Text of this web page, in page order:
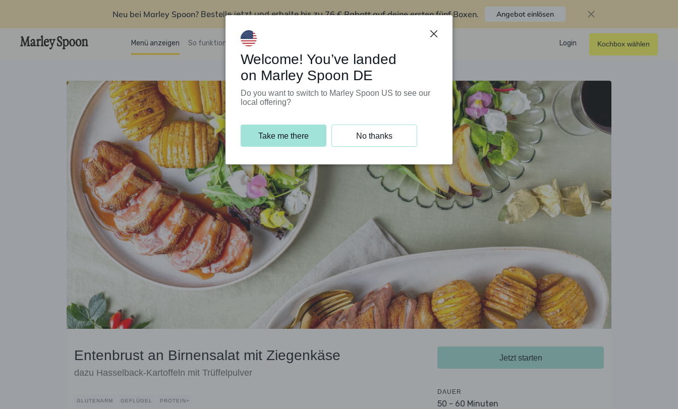
Neu bei Marley Spoon? Bestelle jetzt und erhalte bis zu76 € Rabatt auf deine ersten fünf Boxen. Angebot einlösen
Menü anzeigen So funktioniert’s Kundenservice Login Kochbox wählen
Entenbrust an Birnensalat mit Ziegenkäse
dazu Hasselback-Kartoffeln mit Trüffelpulver
GLUTENARM GEFLÜGEL PROTEIN+
Jetzt starten
DAUER
50 - 60 Minuten
Welcome! You’ve landed
on Marley Spoon DE
Do you want to switch to Marley Spoon US to see our
local offering?
Take me there No thanks